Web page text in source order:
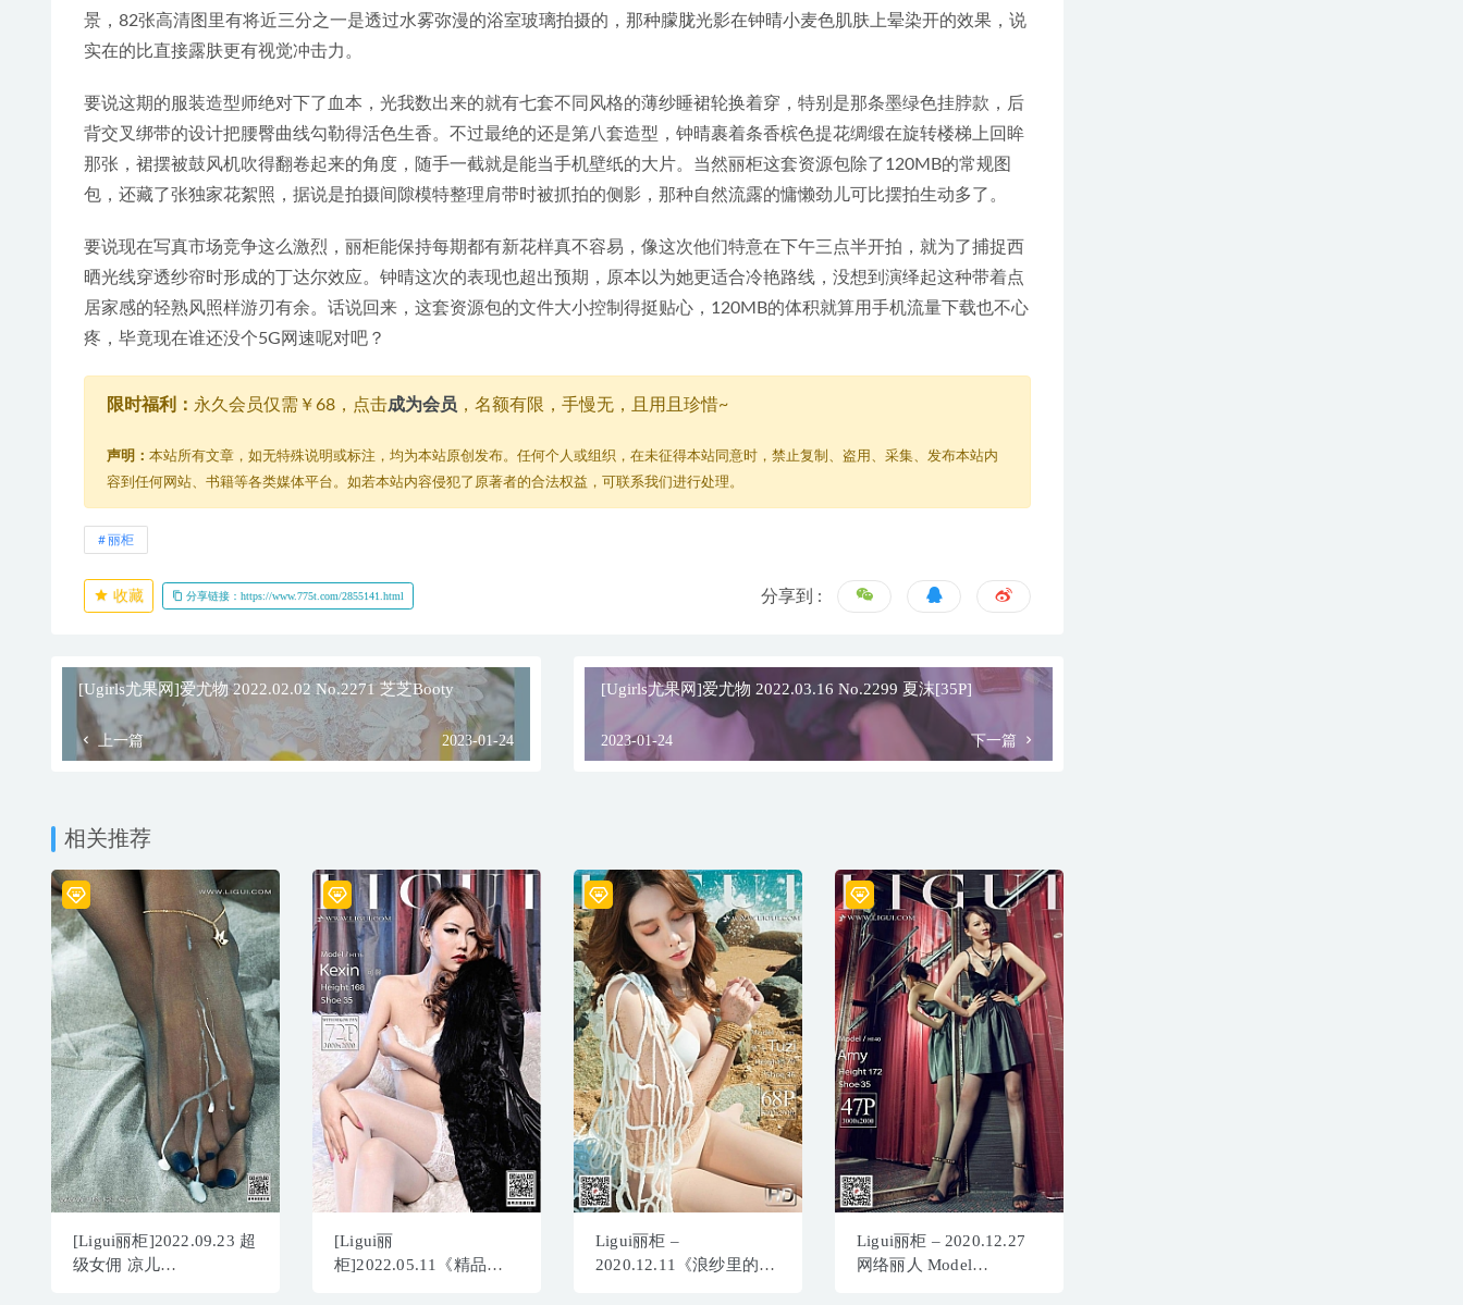
景，82张高清图里有将近三分之一是透过水雾弥漫的浴室玻璃拍摄的，那种朦胧光影在钟晴小麦色肌肤上晕染开的效果，说
实在的比直接露肤更有视觉冲击力。
要说这期的服装造型师绝对下了血本，光我数出来的就有七套不同风格的薄纱睡裙轮换着穿，特别是那条墨绿色挂脖款，后
背交叉绑带的设计把腰臀曲线勾勒得活色生香。不过最绝的还是第八套造型，钟晴裹着条香槟色提花绸缎在旋转楼梯上回眸
那张，裙摆被鼓风机吹得翻卷起来的角度，随手一截就是能当手机壁纸的大片。当然丽柜这套资源包除了120MB的常规图
包，还藏了张独家花絮照，据说是拍摄间隙模特整理肩带时被抓拍的侧影，那种自然流露的慵懒劲儿可比摆拍生动多了。
要说现在写真市场竞争这么激烈，丽柜能保持每期都有新花样真不容易，像这次他们特意在下午三点半开拍，就为了捕捉西
晒光线穿透纱帘时形成的丁达尔效应。钟晴这次的表现也超出预期，原本以为她更适合冷艳路线，没想到演绎起这种带着点
居家感的轻熟风照样游刃有余。话说回来，这套资源包的文件大小控制得挺贴心，120MB的体积就算用手机流量下载也不心
疼，毕竟现在谁还没个5G网速呢对吧？
限时福利： 永久会员仅需￥68，点击成为会员 ，名额有限，手慢无，且用且珍惜~
声明： 本站所有文章，如无特殊说明或标注，均为本站原创发布。任何个人或组织，在未征得本站同意时，禁止复制、盗用、采集、发布本站内
容到任何网站、书籍等各类媒体平台。如若本站内容侵犯了原著者的合法权益，可联系我们进行处理。
丽柜
收藏 分享链接：https://www.775t.com/2855141.html 分享到 :
[Ugirls尤果网]爱尤物 2022.02.02 No.2271 芝芝Booty
上一篇 2023-01-24
[Ugirls尤果网]爱尤物 2022.03.16 No.2299 夏沫[35P]
2023-01-24 下一篇
相关推荐
[Ligui丽柜]2022.09.23 超
级女佣 凉儿
[Ligui丽
柜]2022.05.11《精品典
Ligui丽柜 –
2020.12.11《浪纱里的美
Ligui丽柜 – 2020.12.27
网络丽人 Model